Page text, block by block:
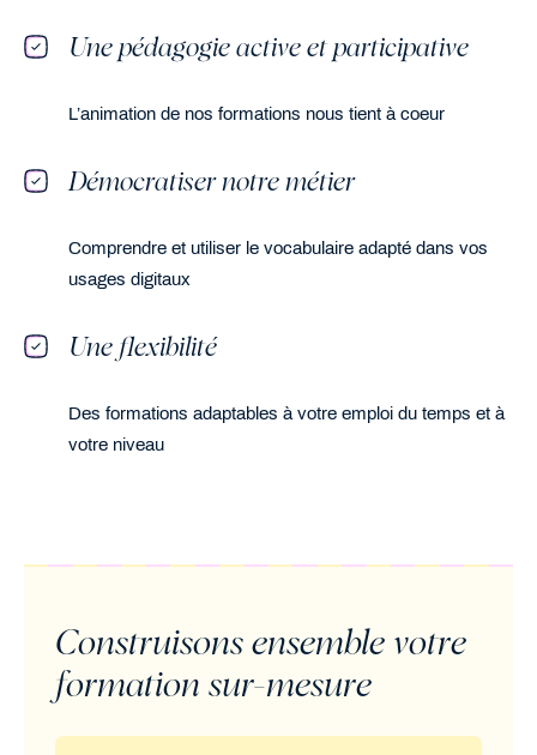
Une pédagogie active et participative
L’animation de nos formations nous tient à coeur
Démocratiser notre métier
Comprendre et utiliser le vocabulaire adapté dans vos
usages digitaux
Une flexibilité
Des formations adaptables à votre emploi du temps et à
votre niveau
Construisons ensemble votre
formation sur-mesure